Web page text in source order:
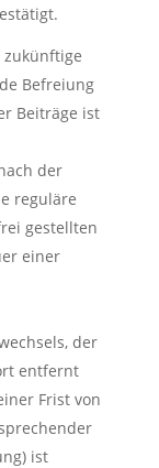
Befreiung
Beiträge ist
der
reguläre
gestellten
einer
der
entfernt
Frist von
ist